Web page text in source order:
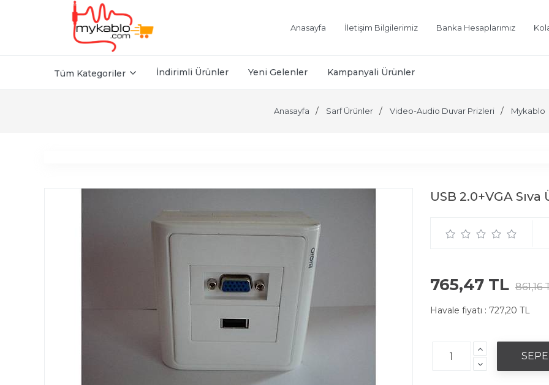
Anasayfa İletişim Bilgilerimiz Banka Hesaplarımız
Tüm Kategoriler İndirimli Ürünler Yeni Gelenler Kampanyali Ürünler
Anasayfa Sarf Ürünler Video-Audio Duvar Prizleri Mykablo
USB 2.0+VGA
765,47 TL 861,16
Havale fiyatı : 727,20 TL